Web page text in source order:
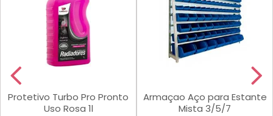
Protetivo Turbo Pro Pronto
Uso Rosa 1l
Armaçao Aço para Estante
Mista 3/5/7